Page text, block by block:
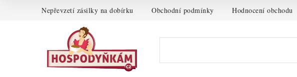
Nepřevzetí zásilky na dobírku Obchodní podmínky Hodnocení obchodu